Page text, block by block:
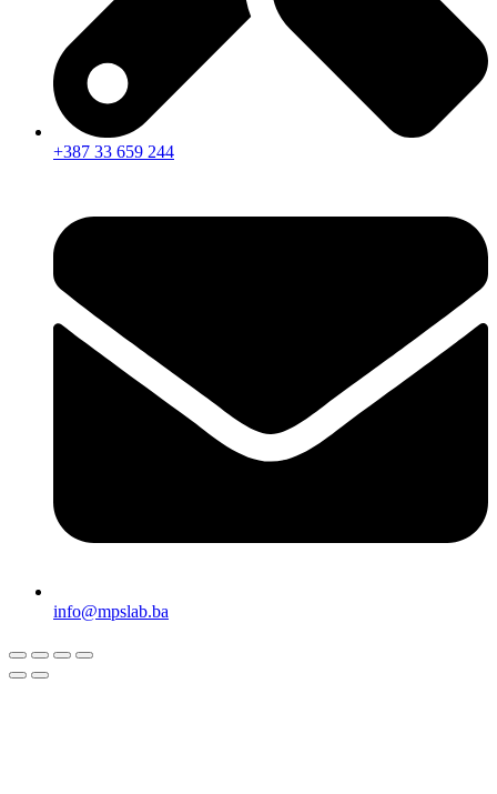
+387 33 659 244
info@mpslab.ba